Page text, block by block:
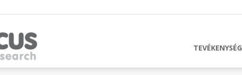
Publicus
TEVÉKENYSÉG